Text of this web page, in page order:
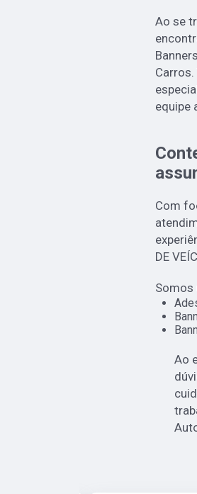
Ao se
equipe
Com
DE
Somos
Ao